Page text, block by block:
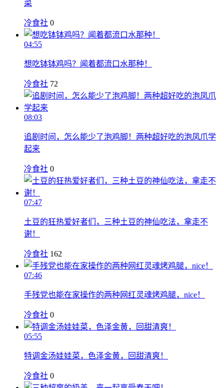
菜
冷食社 0
04:55
想吃钵钵鸡吗？闻着都流口水那种！
冷食社 72
08:03
追剧时间，怎么能少了泡鸡脚！两种超好吃的泡凤爪学
起来
冷食社 0
07:47
土豆的狂热爱好者们，三种土豆的神仙吃法，拿走不
谢！
冷食社 162
07:46
手残党也能在家操作的两种网红灵魂烤鸡腿，nice！
冷食社 0
05:55
特调金汤娃娃菜，色泽金黄，回甜清爽！
冷食社 0